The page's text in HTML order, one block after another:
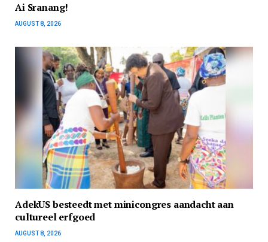
Ai Sranang!
AUGUST 8, 2026
AdekUS besteedt met minicongres aandacht aan
cultureel erfgoed
AUGUST 8, 2026